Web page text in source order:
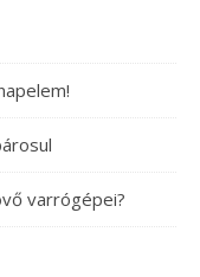
varrógépei?